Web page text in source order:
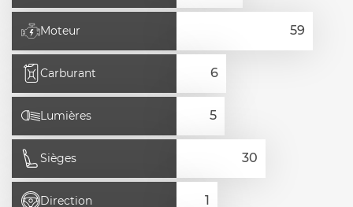
Moteur
Carburant
Lumières
Sièges
Direction